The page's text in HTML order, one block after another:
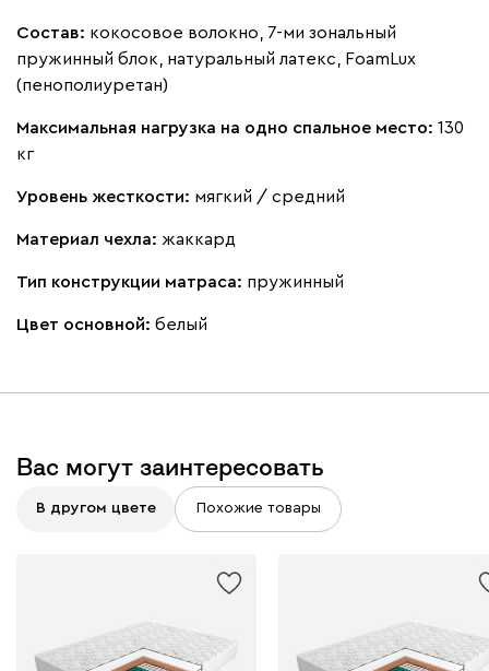
Состав: кокосовое волокно, 7-ми зональный
пружинный блок, натуральный латекс, FoamLux
(пенополиуретан)
Максимальная нагрузка на одно спальное место: 130
кг
Уровень жесткости: мягкий / средний
Материал чехла: жаккард
Тип конструкции матраса: пружинный
Цвет основной: белый
Вас могут заинтересовать
В другом цвете Похожие товары